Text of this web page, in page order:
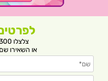
צלצלו 050-7890300
או השאירו